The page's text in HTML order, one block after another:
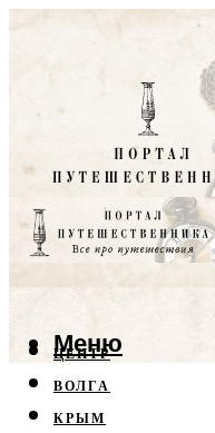
ЦЕНТР
ВОЛГА
КРЫМ
Меню